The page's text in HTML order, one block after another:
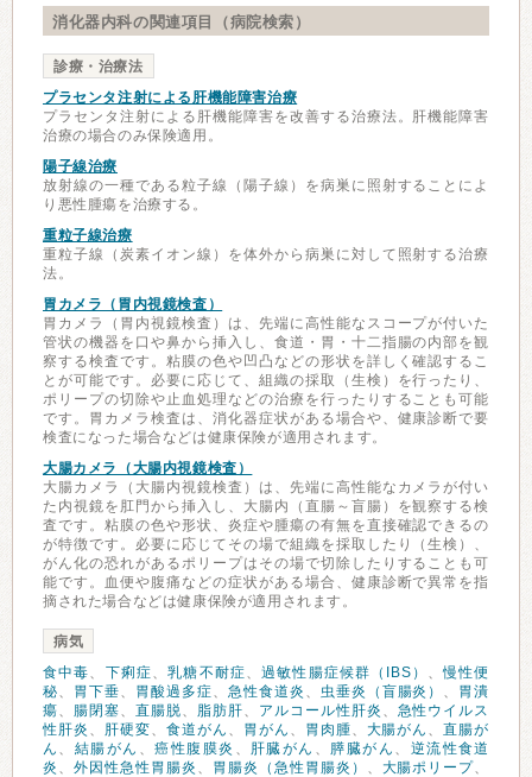
消化器内科の関連項目（病院検索）
診療・治療法
プラセンタ注射による肝機能障害治療
プラセンタ注射による肝機能障害を改善する治療法。肝機能障害
治療の場合のみ保険適用。
陽子線治療
放射線の一種である粒子線（陽子線）を病巣に照射することによ
り悪性腫瘍を治療する。
重粒子線治療
重粒子線（炭素イオン線）を体外から病巣に対して照射する治療
法。
胃カメラ（胃内視鏡検査）
胃カメラ（胃内視鏡検査）は、先端に高性能なスコープが付いた
管状の機器を口や鼻から挿入し、食道・胃・十二指腸の内部を観
察する検査です。粘膜の色や凹凸などの形状を詳しく確認するこ
とが可能です。必要に応じて、組織の採取（生検）を行ったり、
ポリープの切除や止血処理などの治療を行ったりすることも可能
です。胃カメラ検査は、消化器症状がある場合や、健康診断で要
検査になった場合などは健康保険が適用されます。
大腸カメラ（大腸内視鏡検査）
大腸カメラ（大腸内視鏡検査）は、先端に高性能なカメラが付い
た内視鏡を肛門から挿入し、大腸内（直腸～盲腸）を観察する検
査です。粘膜の色や形状、炎症や腫瘍の有無を直接確認できるの
が特徴です。必要に応じてその場で組織を採取したり（生検）、
がん化の恐れがあるポリープはその場で切除したりすることも可
能です。血便や腹痛などの症状がある場合、健康診断で異常を指
摘された場合などは健康保険が適用されます。
病気
食中毒、 下痢症、乳糖不耐症、過敏性腸症候群（IBS） 、慢性便
秘、 胃下垂、 胃酸過多症、 急性食道炎 、 虫垂炎（盲腸炎） 、 胃潰
瘍、 腸閉塞、 直腸脱、 脂肪肝、 アルコール性肝炎 、 急性ウイルス
性肝炎 、 肝硬変、 食道がん 、 胃がん 、 胃肉腫、 大腸がん 、直腸が
ん 、 結腸がん 、癌性腹膜炎 、 肝臓がん 、 膵臓がん 、 逆流性食道
炎 、 外因性急性胃腸炎 、 胃腸炎（急性胃腸炎） 、 大腸ポリープ、